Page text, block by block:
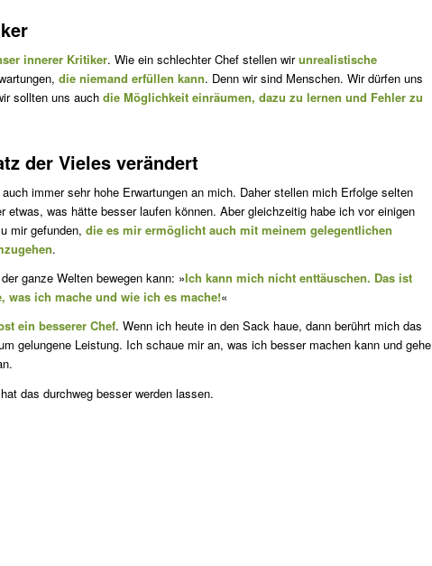
innerer Kritiker. Wie ein schlechter Chef stellen wirunrealistische
die niemand erfüllen kann. Denn wir sind Menschen. Wir dürfen uns
sollten uns auch die Möglichkeit einräumen, dazu zu lernen und Fehler zu
der Vieles verändert
immer sehr hohe Erwartungen an mich. Daher stellen mich Erfolge selten
etwas, was hätte besser laufen können. Aber gleichzeitig habe ich vor einigen
mir gefunden, die es mir ermöglicht auch mit meinem gelegentlichen
.
ganze Welten bewegen kann: »Ich kann mich nicht enttäuschen. Das ist
ich mache und wie ich es mache!«
ein besserer Chef. Wenn ich heute in den Sack haue, dann berührt mich das
gelungene Leistung. Ich schaue mir an, was ich besser machen kann und gehe
hat das durchweg besser werden lassen.